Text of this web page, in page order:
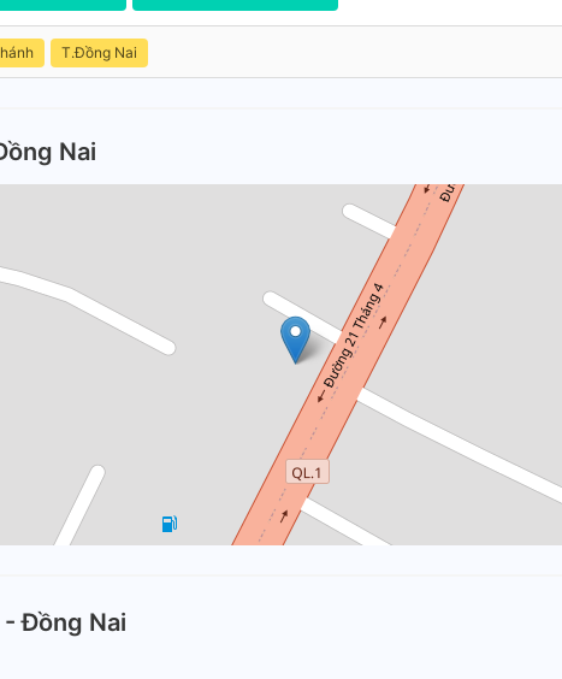
T.Ðồng Nai
Nai
Đồng Nai